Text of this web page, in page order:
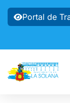
Portal de